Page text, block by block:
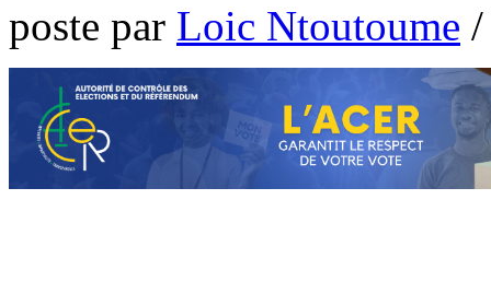
poste par Loic Ntoutoume